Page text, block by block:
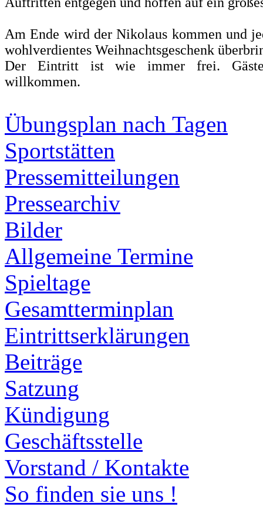
Am Ende wird der Nikolaus kommen und
wohlverdientes Weihnachtsgeschenk
Der Eintritt ist wie immer frei.
willkommen.
Übungsplan nach Tagen
Sportstätten
Pressemitteilungen
Pressearchiv
Bilder
Allgemeine Termine
Spieltage
Gesamtterminplan
Eintrittserklärungen
Beiträge
Satzung
Kündigung
Geschäftsstelle
Vorstand / Kontakte
So finden sie uns !